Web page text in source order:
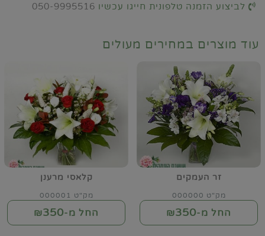
לביצוע הזמנה טלפונית חייגו עכשיו 050-9995516
עוד מוצרים במחירים מעולים
זר העמקים
מק"ט 000000
החל מ-₪350
קלאסי מרענן
מק"ט 000001
החל מ-₪350